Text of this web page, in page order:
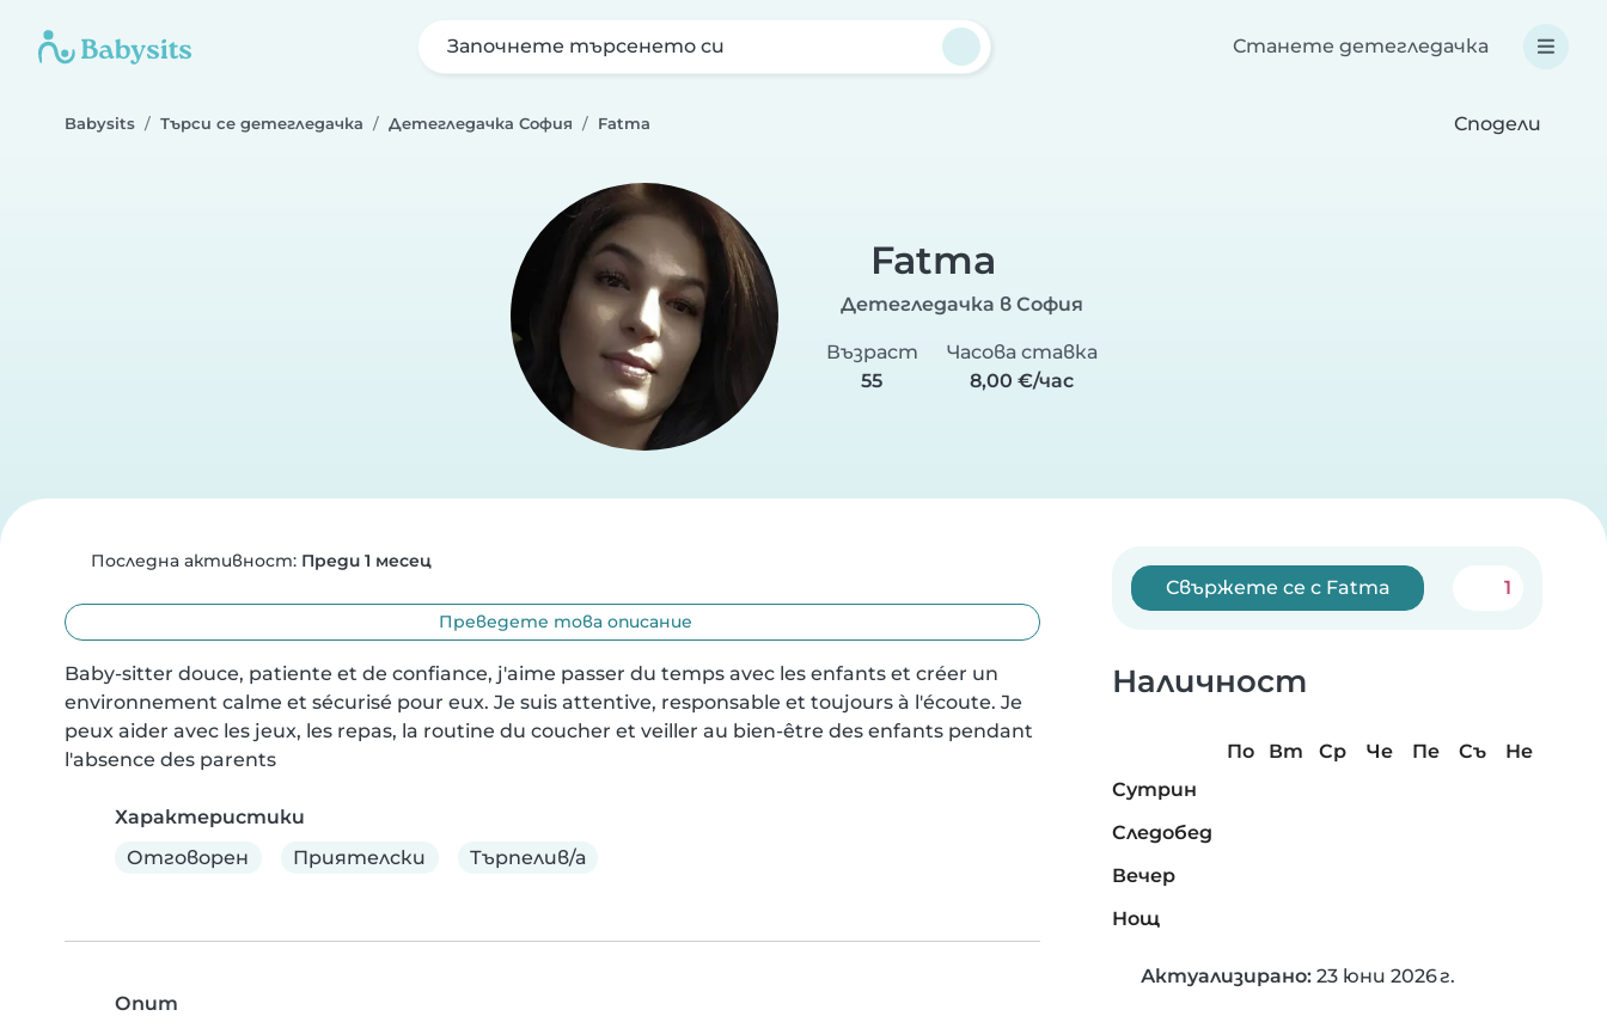
Започнете търсенето си Станете детегледачка
Babysits Търси се детегледачка Детегледачка София Fatma Сподели
Fatma
Детегледачка в София
Възраст
55
Часова ставка
8,00 €/час
Последна активност: Преди 1 месец
Преведете това описание
Baby-sitter douce, patiente et de confiance, j'aime passer du temps avec les enfants et créer un
environnement calme et sécurisé pour eux. Je suis attentive, responsable et toujours à l'écoute. Je
peux aider avec les jeux, les repas, la routine du coucher et veiller au bien-être des enfants pendant
l'absence des parents
Характеристики
Отговорен
Приятелски Търпелив/а
Опит
Свържете се с Fatma 1
Наличност
По Вт Ср Че Пе Съ
Не
Сутрин
Следобед
Вечер
Нощ
Актуализирано: 23 юни 2026 г.